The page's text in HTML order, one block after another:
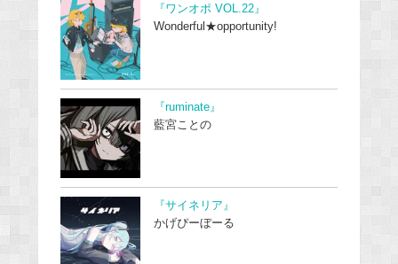
『ワンオポ VOL.22』
Wonderful★opportunity!
『ruminate』
藍宮ことの
『サイネリア』
かげぴーぼーる